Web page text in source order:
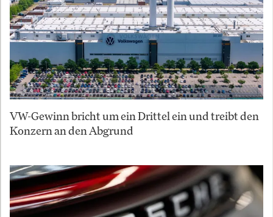
VW-Gewinn bricht um ein Drittel ein und treibt den
Konzern an den Abgrund